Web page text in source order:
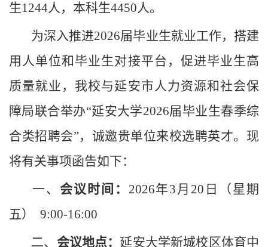
生1244人，本科生4450人。
为深入推进2026届毕业生就业工作，搭建
用人单位和毕业生对接平台，促进毕业生高
质量就业，我校与延安市人力资源和社会保
障局联合举办“延安大学2026届毕业生春季综
合类招聘会”，诚邀贵单位来校选聘英才。现
将有关事项函告如下：
一、 会议时间： 2026年3 月 20 日（星期
五）
9:00-16:00
二、 会议地点： 延安大学新城校区体育中